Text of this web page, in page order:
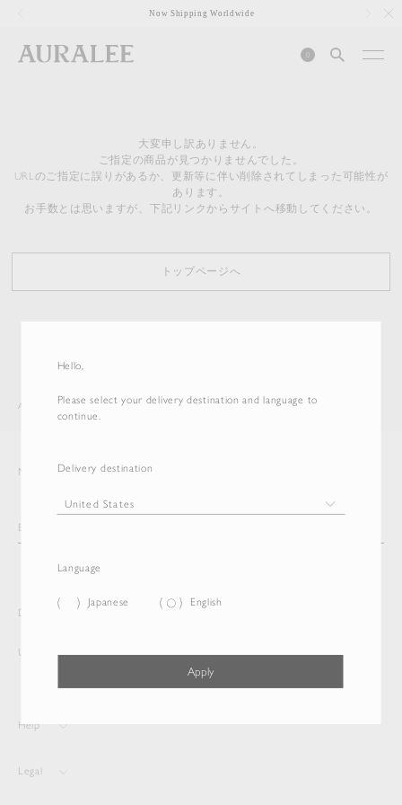
Hello,
Please select your delivery destination and language to
continue.
Delivery destination
Language
Japanese English
Apply
Now Shipping Worldwide
0
大変申し訳ありません。
ご指定の商品が見つかりませんでした。
URLのご指定に誤りがあるか、更新等に伴い削除されてしまった可能性が
あります。
お手数とは思いますが、下記リンクからサイトへ移動してください。
トップページへ
AURALEE ITEM
Newsletter
Delivery destination and Language
United States English
Help
Legal